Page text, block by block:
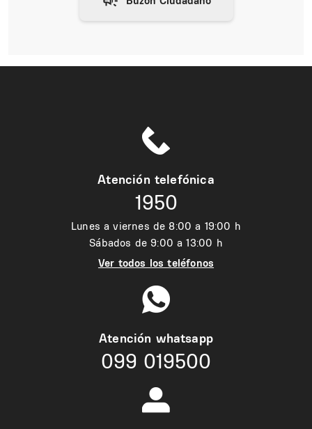
Atención telefónica
1950
Lunes a viernes de 8:00 a 19:00 h
Sábados de 9:00 a 13:00 h
Ver todos los teléfonos
Atención whatsapp
099 019500